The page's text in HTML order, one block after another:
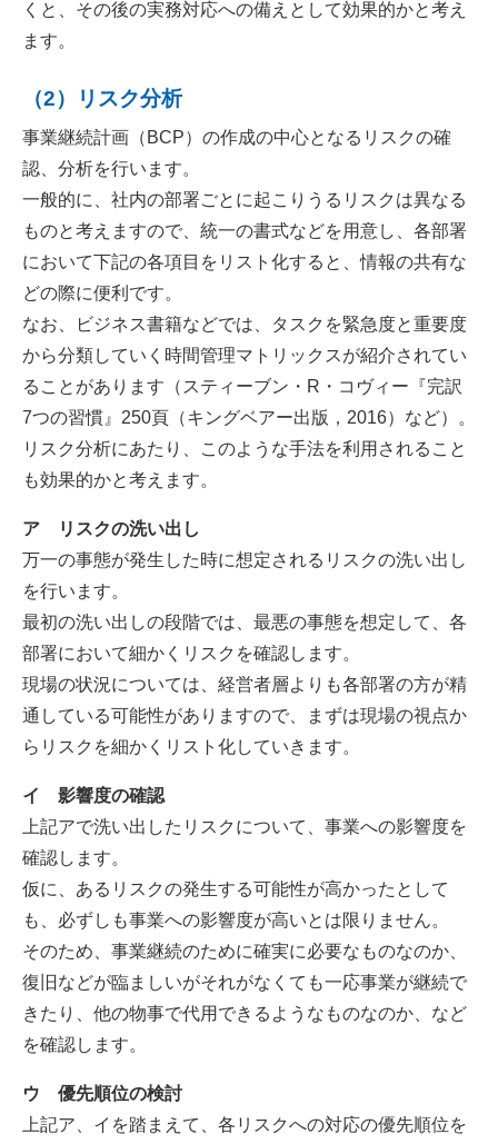
くと、その後の実務対応への備えとして効果的かと考え
ます。
（2）リスク分析
事業継続計画（BCP）の作成の中心となるリスクの確
認、分析を行います。
一般的に、社内の部署ごとに起こりうるリスクは異なる
ものと考えますので、統一の書式などを用意し、各部署
において下記の各項目をリスト化すると、情報の共有な
どの際に便利です。
なお、ビジネス書籍などでは、タスクを緊急度と重要度
から分類していく時間管理マトリックスが紹介されてい
ることがあります（スティーブン・R・コヴィー『完訳
7つの習慣』250頁（キングベアー出版，2016）など）。
リスク分析にあたり、このような手法を利用されること
も効果的かと考えます。
ア リスクの洗い出し
万一の事態が発生した時に想定されるリスクの洗い出し
を行います。
最初の洗い出しの段階では、最悪の事態を想定して、各
部署において細かくリスクを確認します。
現場の状況については、経営者層よりも各部署の方が精
通している可能性がありますので、まずは現場の視点か
らリスクを細かくリスト化していきます。
イ 影響度の確認
上記アで洗い出したリスクについて、事業への影響度を
確認します。
仮に、あるリスクの発生する可能性が高かったとして
も、必ずしも事業への影響度が高いとは限りません。
そのため、事業継続のために確実に必要なものなのか、
復旧などが臨ましいがそれがなくても一応事業が継続で
きたり、他の物事で代用できるようなものなのか、など
を確認します。
ウ 優先順位の検討
上記ア、イを踏まえて、各リスクへの対応の優先順位を